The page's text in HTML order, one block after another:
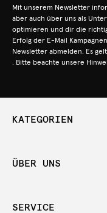
Mit unserem Newsletter
aber auch über uns als
optimieren und dir die
Erfolg der E-Mail
Newsletter abmelden. Es
. Bitte beachte unsere
KATEGORIEN
ÜBER UNS
SERVICE